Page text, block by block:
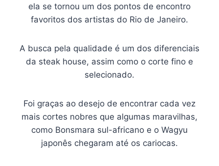
ela se tornou um dos pontos de encontro
favoritos dos artistas do Rio de Janeiro.
A busca pela qualidade é um dos diferenciais
da steak house, assim como o corte fino e
selecionado.
Foi graças ao desejo de encontrar cada vez
mais cortes nobres que algumas maravilhas,
como Bonsmara sul-africano e o Wagyu
japonês chegaram até os cariocas.